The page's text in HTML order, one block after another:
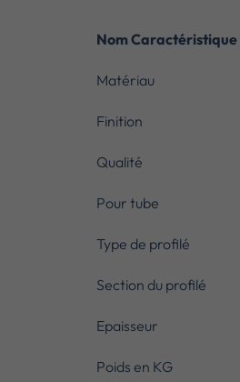
Nom Caractéristique
Matériau
Finition
Qualité
Pour tube
Type de profilé
Section du profilé
Epaisseur
Poids en KG